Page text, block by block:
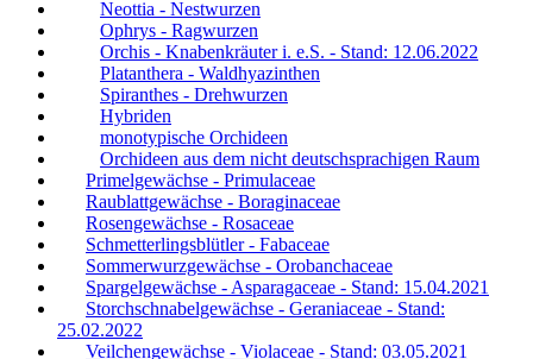
Neottia - Nestwurzen
Ophrys - Ragwurzen
Orchis - Knabenkräuter i. e.S. - Stand: 12.06.2022
Platanthera - Waldhyazinthen
Spiranthes - Drehwurzen
Hybriden
monotypische Orchideen
Orchideen aus dem nicht deutschsprachigen Raum
Primelgewächse - Primulaceae
Raublattgewächse - Boraginaceae
Rosengewächse - Rosaceae
Schmetterlingsblütler - Fabaceae
Sommerwurzgewächse - Orobanchaceae
Spargelgewächse - Asparagaceae - Stand: 15.04.2021
Storchschnabelgewächse - Geraniaceae - Stand:
25.02.2022
Veilchengewächse - Violaceae - Stand: 03.05.2021